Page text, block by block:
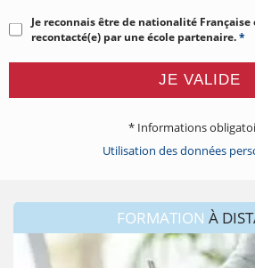
Je reconnais être de nationalité
recontacté(e) par une école partenaire.*
JE VALIDE
* Informations
Utilisation des données
FORMATION À